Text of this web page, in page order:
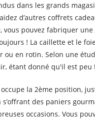
dans les grands
d’autres coffrets
pouvez fabriquer
! La caillette et le
ou en rotin. Selon une
étant donné qu'il est
la 2ème position,
des paniers
occasions. Vous